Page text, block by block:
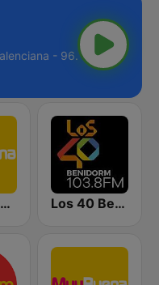
MuyBuena Valencia Los 40 Benidorm